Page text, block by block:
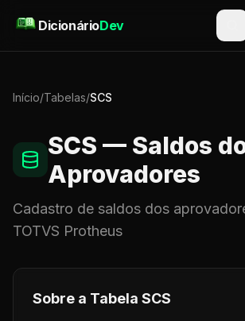
DicionárioDev
Início/Tabelas/SCS
SCS — Saldos
Aprovadores
Cadastro de saldos dos
TOTVS Protheus
Sobre a Tabela SCS